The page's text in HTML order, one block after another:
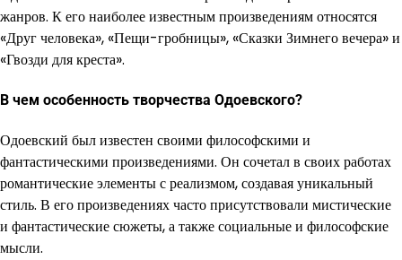
жанров. К его наиболее известным произведениям относятся
«Друг человека», «Пещи-гробницы», «Сказки Зимнего вечера» и
«Гвозди для креста».
В чем особенность творчества Одоевского?
Одоевский был известен своими философскими и
фантастическими произведениями. Он сочетал в своих работах
романтические элементы с реализмом, создавая уникальный
стиль. В его произведениях часто присутствовали мистические
и фантастические сюжеты, а также социальные и философские
мысли.